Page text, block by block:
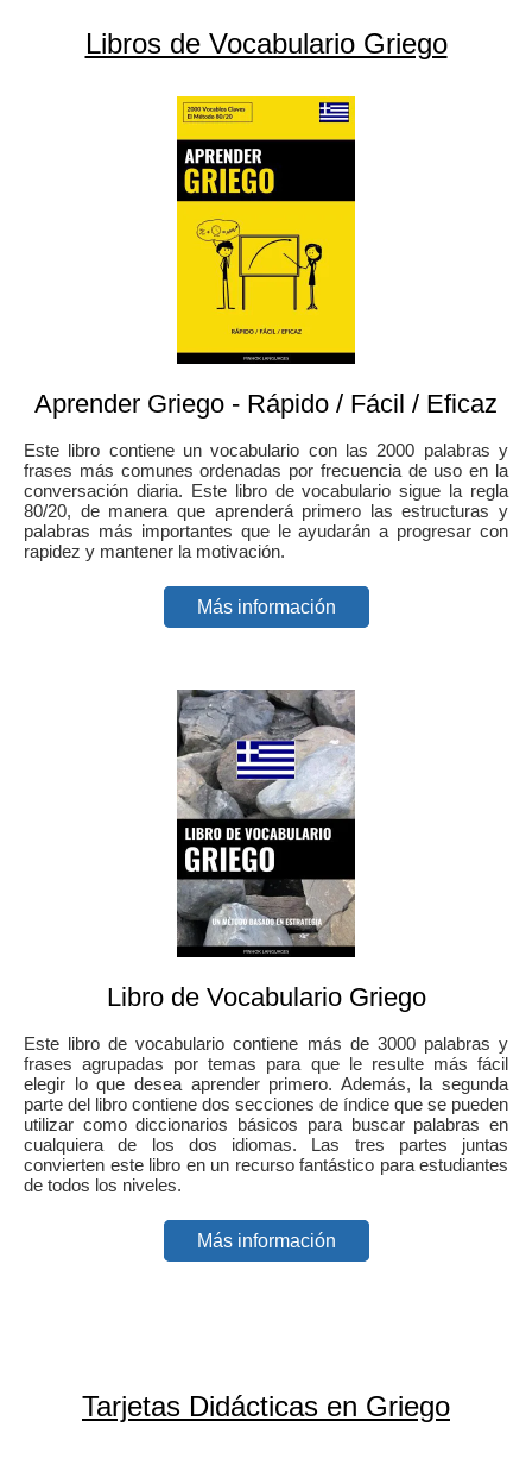
Libros de Vocabulario Griego
Aprender Griego - Rápido / Fácil / Eficaz
Este libro contiene un vocabulario con las 2000 palabras y
frases más comunes ordenadas por frecuencia de uso en la
conversación diaria. Este libro de vocabulario sigue la regla
80/20, de manera que aprenderá primero las estructuras y
palabras más importantes que le ayudarán a progresar con
rapidez y mantener la motivación.
Más información
Libro de Vocabulario Griego
Este libro de vocabulario contiene más de 3000 palabras y
frases agrupadas por temas para que le resulte más fácil
elegir lo que desea aprender primero. Además, la segunda
parte del libro contiene dos secciones de índice que se pueden
utilizar como diccionarios básicos para buscar palabras en
cualquiera de los dos idiomas. Las tres partes juntas
convierten este libro en un recurso fantástico para estudiantes
de todos los niveles.
Más información
Tarjetas Didácticas en Griego